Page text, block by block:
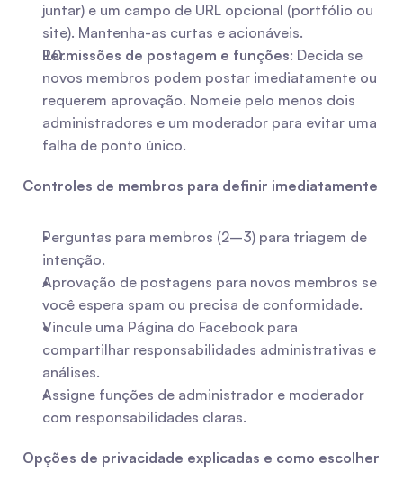
juntar) e um campo de URL opcional (portfólio ou
site). Mantenha-as curtas e acionáveis.
Permissões de postagem e funções: Decida se
novos membros podem postar imediatamente ou
requerem aprovação. Nomeie pelo menos dois
administradores e um moderador para evitar uma
falha de ponto único.
Controles de membros para definir imediatamente
Perguntas para membros (2–3) para triagem de
intenção.
Aprovação de postagens para novos membros se
você espera spam ou precisa de conformidade.
Vincule uma Página do Facebook para
compartilhar responsabilidades administrativas e
análises.
Assigne funções de administrador e moderador
com responsabilidades claras.
Opções de privacidade explicadas e como escolher